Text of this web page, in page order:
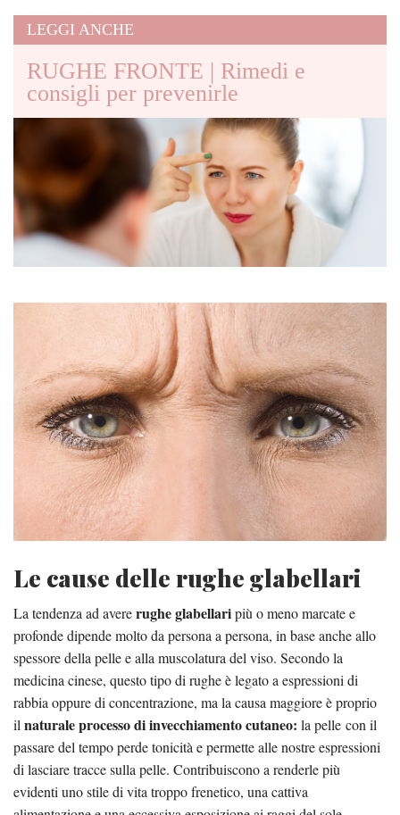
LEGGI ANCHE
RUGHE FRONTE | Rimedi e
consigli per prevenirle
Le cause delle rughe glabellari
La tendenza ad avererughe glabellaripiù o meno marcate e
profonde dipende molto da persona a persona, in base anche allo
spessore della pelle e alla muscolatura del viso. Secondo la
medicina cinese, questo tipo di rughe è legato a espressioni di
rabbia oppure di concentrazione, ma la causa maggiore è proprio
ilnaturale processo di invecchiamento cutaneo: la pelle con il
passare del tempo perde tonicità e permette alle nostre espressioni
di lasciare tracce sulla pelle. Contribuiscono a renderle più
evidenti uno stile di vita troppo frenetico, una cattiva